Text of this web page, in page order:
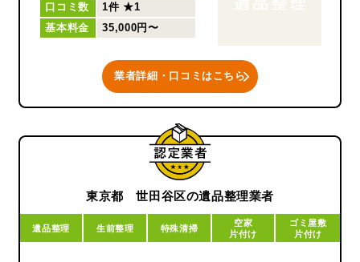
い物依存症・認知能力の低下・
物を捨てられない性格など、ゴ
品々の不用品回収や特殊清掃に
も対応しています。
ご依頼者様の様々な状況に応じ
ように、出来る限りのサービス
をご提案いたします。
いか悩んでいる場合にも、ぜひ
お電話にてご相談くださいま
想いに寄り添い、親身になって
ご提案いたします。
口コミ数 1件 ★1
基本料金
35,000円〜
業者詳細・口コミはこちら
東京都 世田谷区の遺品整理業者
遺品整理 生前整理 特殊清掃
空家
片付け
ゴミ屋敷
片付け